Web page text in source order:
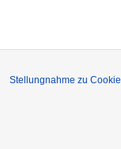
Stellungnahme zu